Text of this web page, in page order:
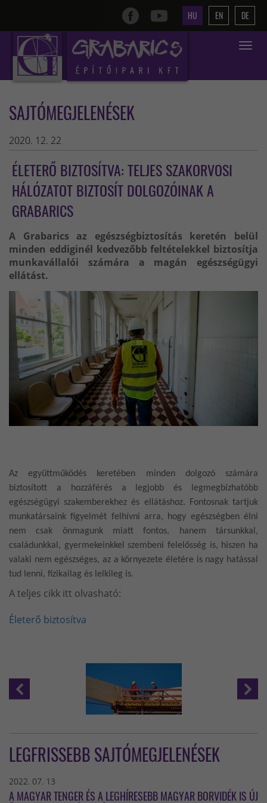
HU EN DE
Toggle
SAJTÓMEGJELENÉSEK
2020. 12. 22
ÉLETERŐ BIZTOSÍTVA: TELJES SZAKORVOSI
HÁLÓZATOT BIZTOSÍT DOLGOZÓINAK A
GRABARICS
A Grabarics az egészségbiztosítás keretén belül
minden eddiginél kedvezőbb feltételekkel biztosítja
munkavállalói számára a magán egészségügyi
ellátást.
Az együttműködés keretében minden dolgozó számára
biztosított a hozzáférés a legjobb és legmegbízhatóbb
egészségügyi szakemberekhez és ellátáshoz. Fontosnak tartjuk
munkatársaink figyelmét felhívni arra, hogy egészségben élni
nem csak önmagunk miatt fontos, hanem társunkkal,
családunkkal, gyermekeinkkel szembeni felelősség is, hiszen ha
valaki nem egészséges, az a környezete életére is nagy hatással
tud lenni, fizikailag és lelkileg is.
A teljes cikk itt olvasható:
Életerő biztosítva
LEGFRISSEBB SAJTÓMEGJELENÉSEK
2022. 07. 13
A MAGYAR TENGER ÉS A LEGHÍRESEBB MAGYAR BORVIDÉK IS ÚJ